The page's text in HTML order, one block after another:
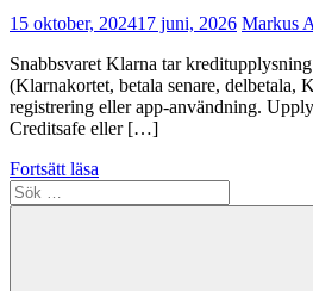
15 oktober, 202417 juni, 2026 Markus
Snabbsvaret Klarna tar
(Klarnakortet, betala senare, delbetala,
registrering eller app-användning.
Creditsafe eller […]
Fortsätt läsa
Sök
efter: